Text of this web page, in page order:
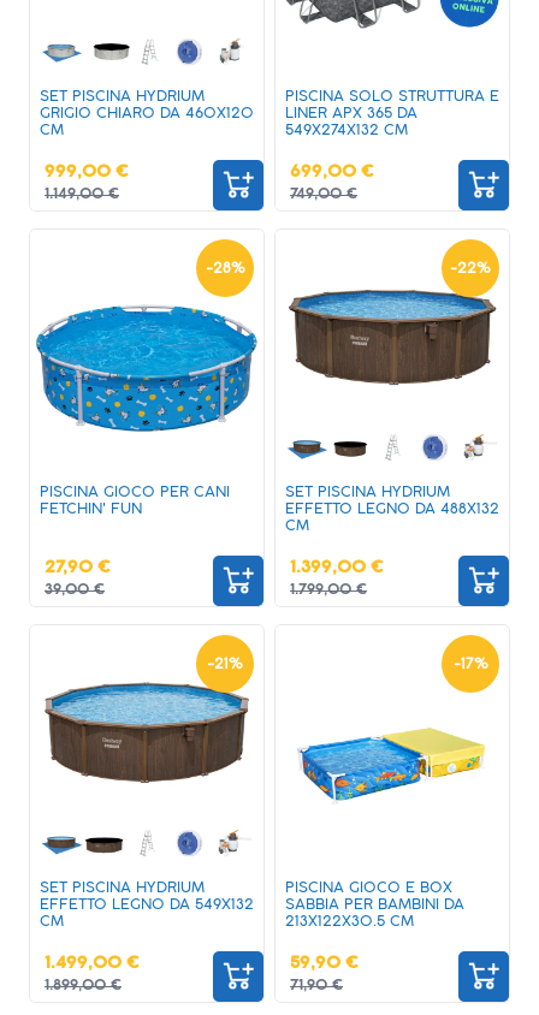
SET PISCINA HYDRIUM
GRIGIO CHIARO DA 460X120
CM
999,00 €
1.149,00 €
PISCINA SOLO STRUTTURA E
LINER APX 365 DA
549X274X132 CM
699,00 €
749,00 €
-28%
PISCINA GIOCO PER CANI
FETCHIN' FUN
27,90 €
39,00 €
-22%
SET PISCINA HYDRIUM
EFFETTO LEGNO DA 488X132
CM
1.399,00 €
1.799,00 €
-21%
SET PISCINA HYDRIUM
EFFETTO LEGNO DA 549X132
CM
1.499,00 €
1.899,00 €
-17%
PISCINA GIOCO E BOX
SABBIA PER BAMBINI DA
213X122X30.5 CM
59,90 €
71,90 €